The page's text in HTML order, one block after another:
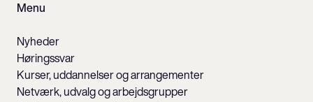
Menu
Nyheder
Høringssvar
Kurser, uddannelser og arrangementer
Netværk, udvalg og arbejdsgrupper